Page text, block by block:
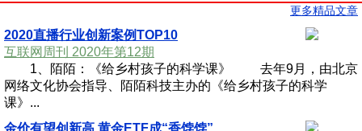
更多精品文章
2020直播行业创新案例TOP10
互联网周刊 2020年第12期
1、陌陌：《给乡村孩子的科学课》 去年9月，由北京
网络文化协会指导、陌陌科技主办的《给乡村孩子的科学
课》...
金价有望创新高 黄金ETF成“香饽饽”